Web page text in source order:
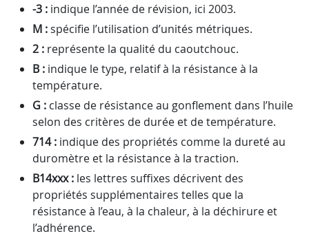
-3 : indique l’année de révision, ici 2003.
M :spécifie l’utilisation d’unités métriques.
2 : représente la qualité du caoutchouc.
B : indique le type, relatif à la résistance à la
température.
G : classe de résistance au gonflement dans l’huile
selon des critères de durée et de température.
714 : indique des propriétés comme la dureté au
duromètre et la résistance à la traction.
B14xxx : les lettres suffixes décrivent des
propriétés supplémentaires telles que la
résistance à l’eau, à la chaleur, à la déchirure et
l’adhérence.